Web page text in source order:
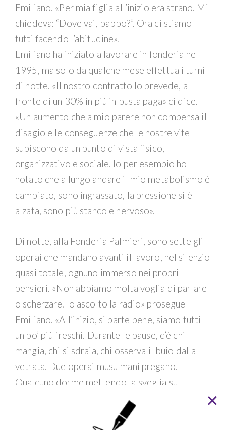
Emiliano. «Per mia figlia all’inizio era strano. Mi
chiedeva: “Dove vai, babbo?”. Ora ci stiamo
tutti facendo l’abitudine».
Emiliano ha iniziato a lavorare in fonderia nel
1995, ma solo da qualche mese effettua i turni
di notte. «Il nostro contratto lo prevede, a
fronte di un 30% in più in busta paga» ci dice.
«Un aumento che a mio parere non compensa il
disagio e le conseguenze che le nostre vite
subiscono da un punto di vista fisico,
organizzativo e sociale. Io per esempio ho
notato che a lungo andare il mio metabolismo è
cambiato, sono ingrassato, la pressione si è
alzata, sono più stanco e nervoso».
Di notte, alla Fonderia Palmieri, sono sette gli
operai che mandano avanti il lavoro, nel silenzio
quasi totale, ognuno immerso nei propri
pensieri. «Non abbiamo molta voglia di parlare
o scherzare. Io ascolto la radio» prosegue
Emiliano. «All’inizio, si parte bene, siamo tutti
un po’ più freschi. Durante le pause, c’è chi
mangia, chi si sdraia, chi osserva il buio dalla
vetrata. Due operai musulmani pregano.
Qualcuno dorme mettendo la sveglia sul
cellulare. Una volta, ero a pezzi, mi sono
appoggiato un attimo alla panca e mi sono